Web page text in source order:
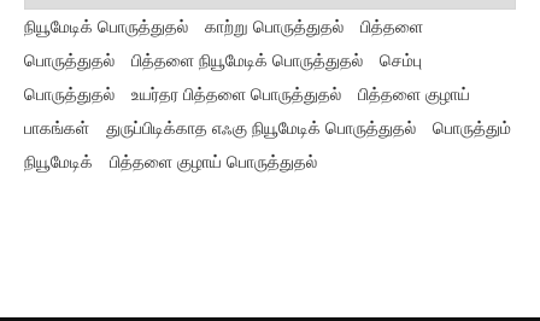
நியூமேடிக் பொருத்துதல் காற்று பொருத்துதல்
பித்தளை
பொருத்துதல்
பித்தளை நியூமேடிக் பொருத்துதல்
செம்பு
பொருத்துதல்
உயர்தர பித்தளை பொருத்துதல்
பித்தளை குழாய்
பாகங்கள்
துருப்பிடிக்காத எஃகு நியூமேடிக் பொருத்துதல்
பொருத்தும்
நியூமேடிக்
பித்தளை குழாய் பொருத்துதல்